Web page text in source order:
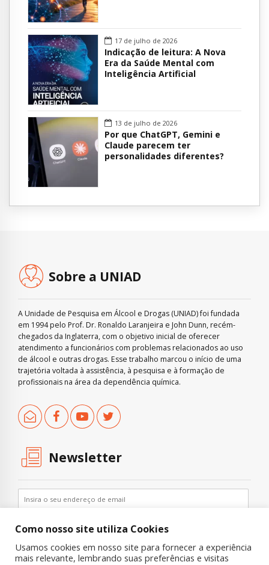
17 de julho de 2026
Indicação de leitura: A Nova
Era da Saúde Mental com
Inteligência Artificial
13 de julho de 2026
Por que ChatGPT, Gemini e
Claude parecem ter
personalidades diferentes?
Sobre a UNIAD
A Unidade de Pesquisa em Álcool e Drogas (UNIAD) foi fundada
em 1994 pelo Prof. Dr. Ronaldo Laranjeira e John Dunn, recém-
chegados da Inglaterra, com o objetivo inicial de oferecer
atendimento a funcionários com problemas relacionados ao uso
de álcool e outras drogas. Esse trabalho marcou o início de uma
trajetória voltada à assistência, à pesquisa e à formação de
profissionais na área da dependência química.
Newsletter
Como nosso site utiliza Cookies
Usamos cookies em nosso site para fornecer a experiência
mais relevante, lembrando suas preferências e visitas